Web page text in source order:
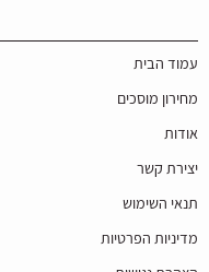
עמוד הבית
מחירון מוסכים
אודות
יצירת קשר
תנאי השימוש
מדיניות הפרטיות